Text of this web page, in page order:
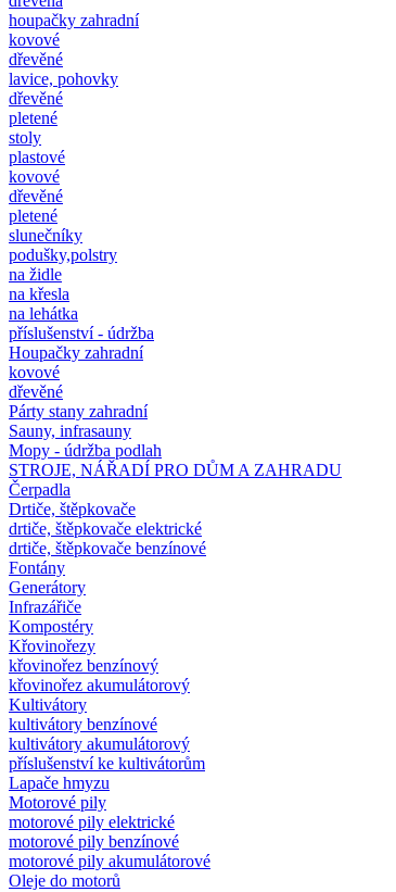
houpačky zahradní
kovové
dřevěné
lavice, pohovky
dřevěné
pletené
stoly
plastové
kovové
dřevěné
pletené
slunečníky
podušky,polstry
na židle
na křesla
na lehátka
příslušenství - údržba
Houpačky zahradní
kovové
dřevěné
Párty stany zahradní
Sauny, infrasauny
Mopy - údržba podlah
STROJE, NÁŘADÍ PRO DŮM A ZAHRADU
Čerpadla
Drtiče, štěpkovače
drtiče, štěpkovače elektrické
drtiče, štěpkovače benzínové
Fontány
Generátory
Infrazářiče
Kompostéry
Křovinořezy
křovinořez benzínový
křovinořez akumulátorový
Kultivátory
kultivátory benzínové
kultivátory akumulátorový
příslušenství ke kultivátorům
Lapače hmyzu
Motorové pily
motorové pily elektrické
motorové pily benzínové
motorové pily akumulátorové
Oleje do motorů